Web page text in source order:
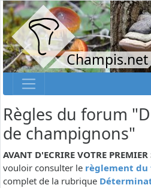
Champis.net
Règles du forum
de champignons"
AVANT D'ECRIRE VOTRE PREMIER
vouloir consulter le règlement du
complet de la rubrique